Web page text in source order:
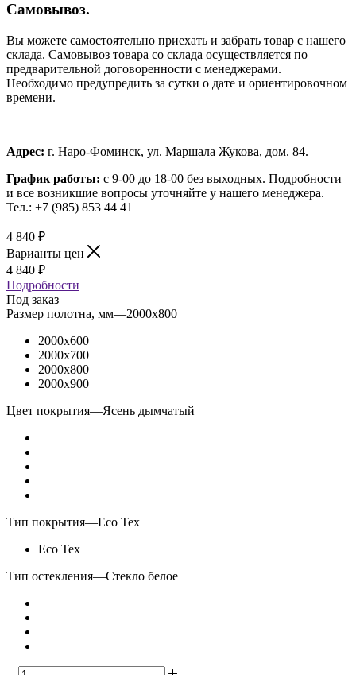
Самовывоз.
Вы можете самостоятельно приехать и забрать товар с нашего
склада. Самовывоз товара со склада осуществляется по
предварительной договоренности с менеджерами.
Необходимо предупредить за сутки о дате и ориентировочном
времени.
Адрес: г. Наро-Фоминск, ул. Маршала Жукова, дом. 84.
График работы: с 9-00 до 18-00 без выходных. Подробности
и все возникшие вопросы уточняйте у нашего менеджера.
Тел.: +7 (985) 853 44 41
4 840 ₽
Варианты цен
4 840 ₽
Подробности
Под заказ
Размер полотна, мм—2000x800
2000x600
2000x700
2000x800
2000x900
Цвет покрытия—Ясень дымчатый
Тип покрытия—Eco Tex
Eco Tex
Тип остекления—Стекло белое